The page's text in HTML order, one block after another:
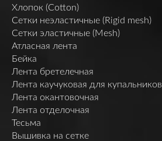
Хлопок (Cotton)
Сетки неэластичные (Rigid mesh)
Сетки эластичные (Mesh)
Атласная лента
Бейка
Лента бретелечная
Лента каучуковая для купальников
Лента окантовочная
Лента отделочная
Тесьма
Вышивка на сетке